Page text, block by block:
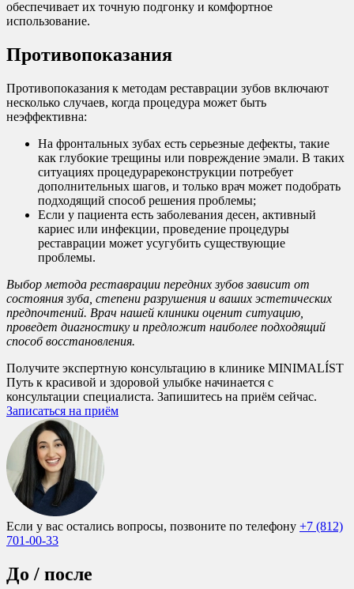
обеспечивает их точную подгонку и комфортное
использование.
Противопоказания
Противопоказания к методам реставрации зубов включают
несколько случаев, когда процедура может быть
неэффективна:
На фронтальных зубах есть серьезные дефекты, такие
как глубокие трещины или повреждение эмали. В таких
ситуациях процедурареконструкции потребует
дополнительных шагов, и только врач может подобрать
подходящий способ решения проблемы;
Если у пациента есть заболевания десен, активный
кариес или инфекции, проведение процедуры
реставрации может усугубить существующие
проблемы.
Выбор метода реставрации передних зубов зависит от
состояния зуба, степени разрушения и ваших эстетических
предпочтений. Врач нашей клиники оценит ситуацию,
проведет диагностику и предложит наиболее подходящий
способ восстановления.
Получите экспертную консультацию в клинике MINIMALÍST
Путь к красивой и здоровой улыбке начинается с
консультации специалиста. Запишитесь на приём сейчас.
Записаться на приём
Если у вас остались вопросы, позвоните по телефону +7 (812)
701-00-33
До / после